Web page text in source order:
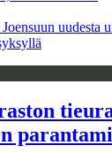
uudesta